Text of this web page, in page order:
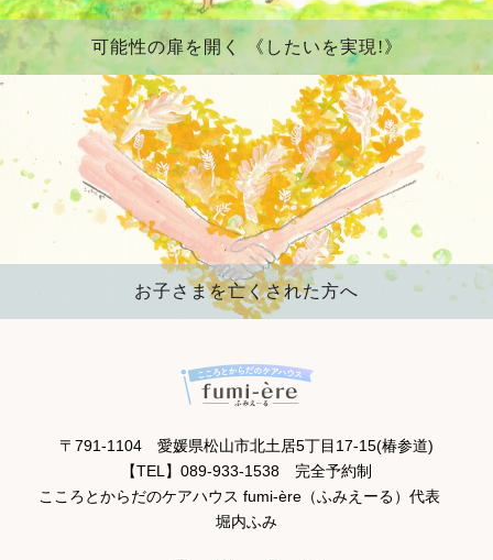
可能性の扉を開く 《したいを実現!》
お子さまを亡くされた方へ
〒791-1104 愛媛県松山市北土居5丁目17-15(椿参道)
【TEL】089-933-1538 完全予約制
こころとからだのケアハウス fumi-ère（ふみえーる）代表
堀内ふみ